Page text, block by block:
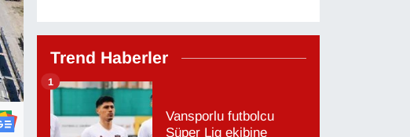
Trend Haberler
Vansporlu futbolcu
Süper Lig ekibine
1